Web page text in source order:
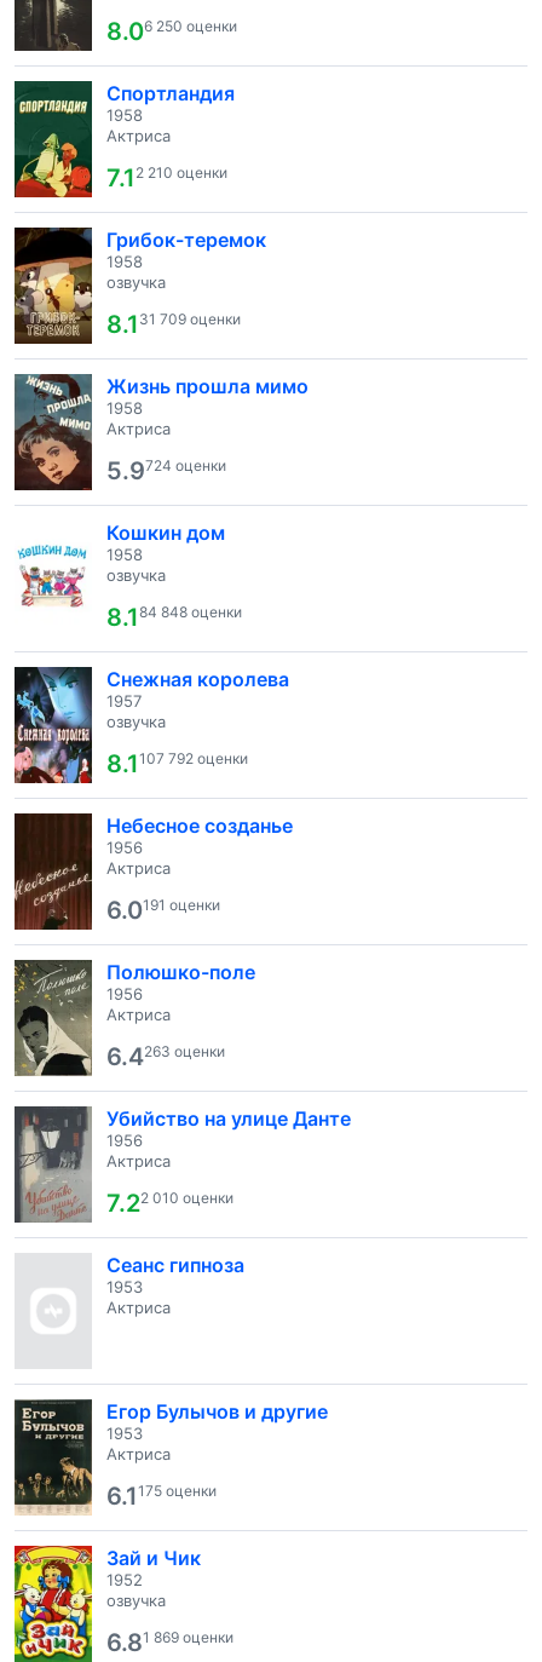
8.06 250 оценки
Спортландия
1958
Актриса
7.1 2 210 оценки
Грибок-теремок
1958
озвучка
8.1 31 709 оценки
Жизнь прошла мимо
1958
Актриса
5.9724 оценки
Кошкин дом
1958
озвучка
8.184 848 оценки
Снежная королева
1957
озвучка
8.1107 792 оценки
Небесное созданье
1956
Актриса
6.0191 оценки
Полюшко-поле
1956
Актриса
6.4263 оценки
Убийство на улице Данте
1956
Актриса
7.22 010 оценки
Сеанс гипноза
1953
Актриса
Егор Булычов и другие
1953
Актриса
6.1175 оценки
Зай и Чик
1952
озвучка
6.81 869 оценки